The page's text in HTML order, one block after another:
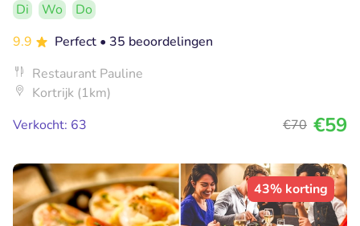
Di Wo
Do
9.9
Perfect • 35 beoordelingen
Restaurant Pauline
Kortrijk (1km)
Verkocht: 63
€70 €59
43% korting